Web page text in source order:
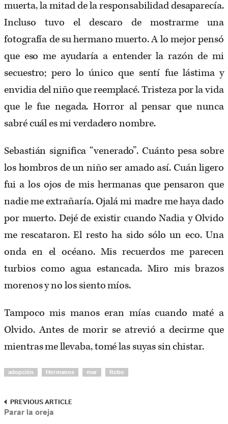
muerta, la mitad de la responsabilidad desaparecía.
Incluso tuvo el descaro de mostrarme una
fotografía de su hermano muerto. A lo mejor pensó
que eso me ayudaría a entender la razón de mi
secuestro; pero lo único que sentí fue lástima y
envidia del niño quereemplacé.Tristeza por la vida
que le fue negada. Horror al pensar que nunca
sabré cuál es mi verdadero nombre.
Sebastián significa “venerado”. Cuánto pesa sobre
los hombros de un niño ser amado así. Cuán ligero
fui a los ojos de mis hermanas que pensaron que
nadie me extrañaría. Ojalá mi madre me haya dado
por muerto. Dejé de existir cuando Nadia y Olvido
me rescataron. El resto ha sido sólo un eco. Una
onda en el océano. Mis recuerdos me parecen
turbios como agua estancada. Miro mis brazos
morenos y no los siento míos.
Tampoco mis manos eran mías cuando maté a
Olvido. Antes de morir se atrevió a decirme que
mientras me llevaba, tomé las suyas sin chistar.
adopción Hermanos mar Robo
PREVIOUS ARTICLE
Parar la oreja